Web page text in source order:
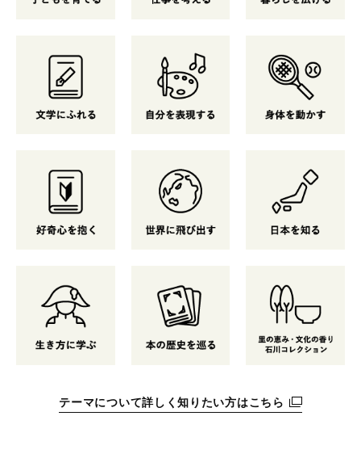
テーマについて詳しく知りたい方はこちら